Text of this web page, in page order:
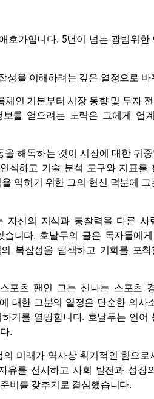
호가입니다. 5년이 넘는 광범위한
성을 이해하려는 깊은 열정으로 바
인 기본부터 시장 동향 및 투자
를 얻으려는 노력은 그에게 업
해독하는 것이 시장에 대한 귀
식하고 기술 분석 도구와 지표를
익히기 위한 그의 헌신 덕분에 그
신의 지식과 통찰력을 다른 사
니다. 호날두의 글은 독자들에
복잡성을 탐색하고 기회를 포
포츠 팬인 그는 신나는 스포츠
대한 그분의 열정은 단순한 의사
기를 열망합니다. 호날두는 언어
.
미래가 역사상 획기적인 힘으로
유를 선사하고 사회 발전과 성장
비를 갖추기로 결심했습니다.